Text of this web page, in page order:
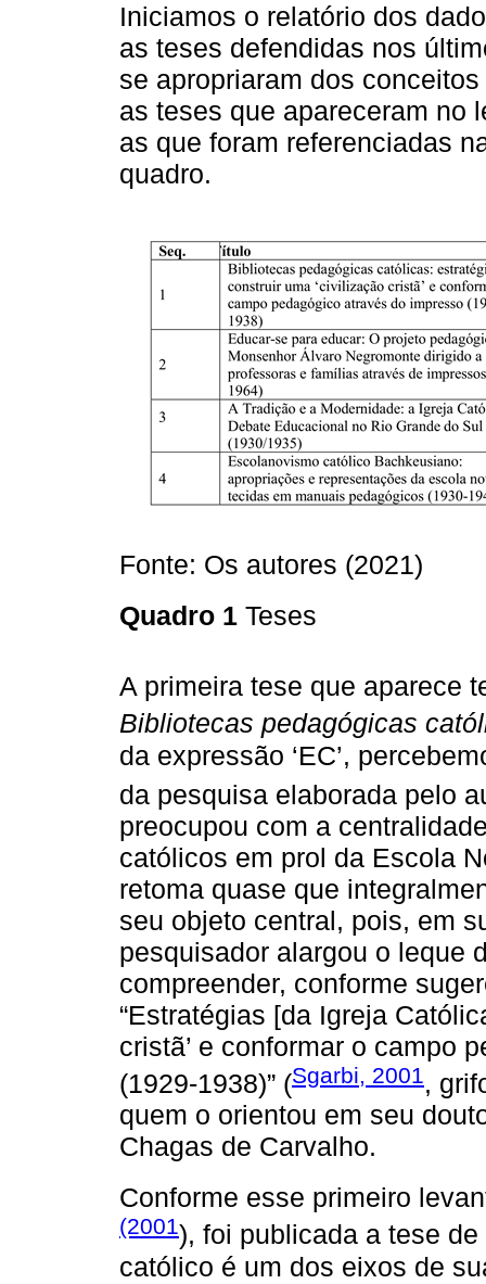
Iniciamos o relatório dos
as teses defendidas nos
se apropriaram dos
as teses que apareceram no
as que foram referenciadas
quadro.
Fonte: Os autores (2021)
Quadro 1 Teses
A primeira tese que aparece
Bibliotecas pedagógicas
da expressão ‘EC’,
da pesquisa elaborada pelo
preocupou com a
católicos em prol da Escola
retoma quase que
seu objeto central, pois, em
pesquisador alargou o leque
compreender, conforme
“Estratégias [da Igreja
cristã’ e conformar o campo
(1929-1938)” (Sgarbi, 2001 ,
quem o orientou em seu
Chagas de Carvalho.
Conforme esse primeiro
(2001), foi publicada a tese de
católico é um dos eixos de